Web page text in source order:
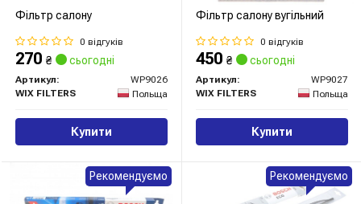
Фільтр салону
0 відгуків
270 ₴ сьогодні
Артикул:
WP9026
WIX FILTERS
Польща
Купити
Фільтр салону вугільний
0 відгуків
450 ₴ сьогодні
Артикул:
WP9027
WIX FILTERS
Польща
Купити
Рекомендуємо Рекомендуємо